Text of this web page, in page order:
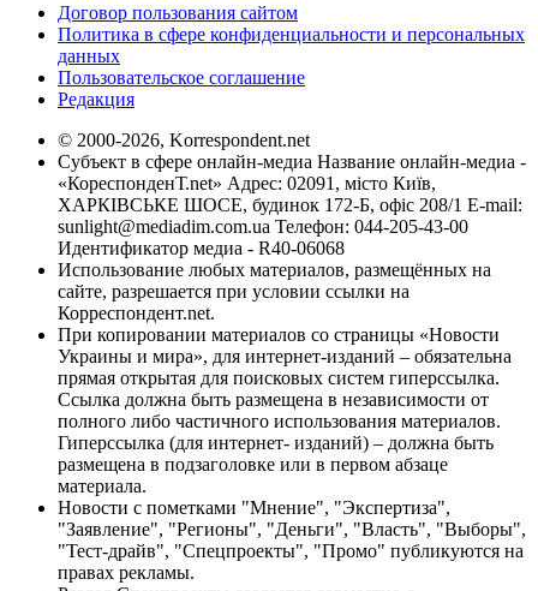
Договор пользования сайтом
Политика в сфере конфиденциальности и персональных
данных
Пользовательское соглашение
Редакция
© 2000-2026, Korrespondent.net
Субъект в сфере онлайн-медиа Название онлайн-медиа -
«КореспонденТ.net» Адрес: 02091, місто Київ,
ХАРКІВСЬКЕ ШОСЕ, будинок 172-Б, офіс 208/1 E-mail:
sunlight@mediadim.com.ua Телефон: 044-205-43-00
Идентификатор медиа - R40-06068
Использование любых материалов, размещённых на
сайте, разрешается при условии ссылки на
Корреспондент.net.
При копировании материалов со страницы «Новости
Украины и мира», для интернет-изданий – обязательна
прямая открытая для поисковых систем гиперссылка.
Ссылка должна быть размещена в независимости от
полного либо частичного использования материалов.
Гиперссылка (для интернет- изданий) – должна быть
размещена в подзаголовке или в первом абзаце
материала.
Новости с пометками "Мнение", "Экспертиза",
"Заявление", "Регионы", "Деньги", "Власть", "Выборы",
"Тест-драйв", "Спецпроекты", "Промо" публикуются на
правах рекламы.